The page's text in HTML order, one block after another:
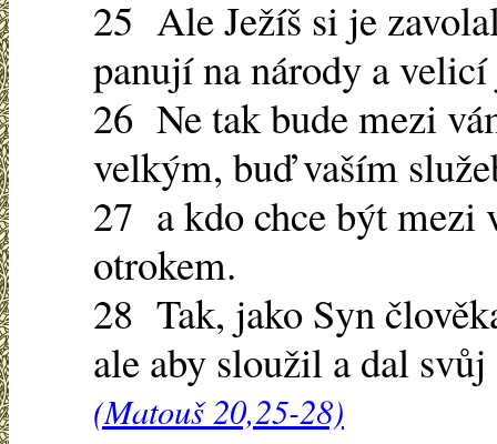
25 Ale Ježíš si je
panují na národy a
26 Ne tak bude mezi
velkým, buď vaším
27 a kdo chce být mezi
otrokem.
28 Tak, jako Syn
ale aby sloužil a dal
(Matouš 20,25-28)